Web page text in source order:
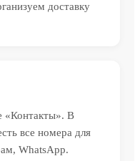
доставку
«Контакты». В
все номера для
WhatsApp.